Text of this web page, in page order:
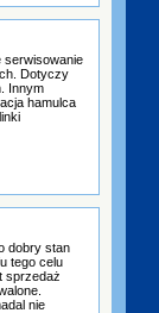
serwisowanie
Dotyczy
Innym
hamulca
dobry stan
tego celu
sprzedaż
nie